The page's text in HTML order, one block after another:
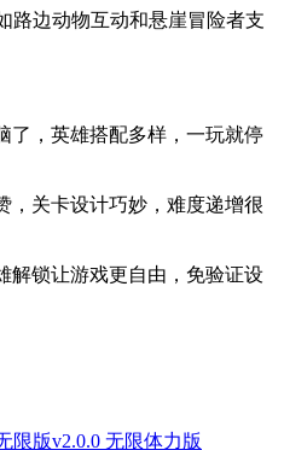
路边动物互动和悬崖冒险者支
了，英雄搭配多样，一玩就停
，关卡设计巧妙，难度递增很
解锁让游戏更自由，免验证设